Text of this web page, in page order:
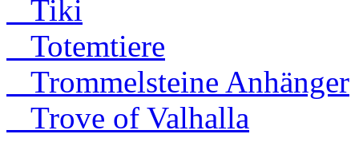
Tiki
Totemtiere
Trommelsteine Anhänger
Trove of Valhalla